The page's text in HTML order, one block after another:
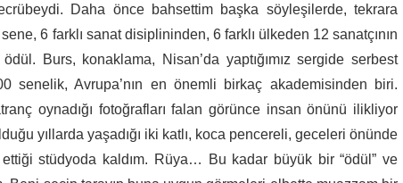
Daha önce bahsettim başka söyleşilerde, tekrara
6 farklı sanat disiplininden, 6 farklı ülkeden 12 sanatçının
Burs, konaklama, Nisan’da yaptığımız sergide serbest
senelik, Avrupa’nın en önemli birkaç akademisinden biri.
oynadığı fotoğrafları falan görünce insan önünü ilikliyor
yıllarda yaşadığı iki katlı, koca pencereli, geceleri önünde
ettiği stüdyoda kaldım. Rüya… Bu kadar büyük bir “ödül” ve